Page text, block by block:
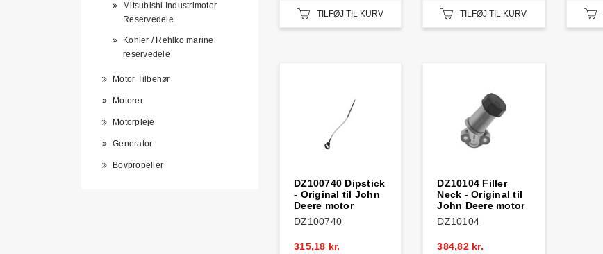
Mitsubishi Industrimotor
Reservedele
Kohler / Rehlko marine
reservedele
Motor Tilbehør
Motorer
Motorpleje
Generator
Bovpropeller
TILFØJ TIL KURV TILFØJ TIL KURV
DZ100740 Dipstick
- Original til John
Deere motor
DZ100740
315,18 kr.
DZ10104 Filler
Neck - Original til
John Deere motor
DZ10104
384,82 kr.